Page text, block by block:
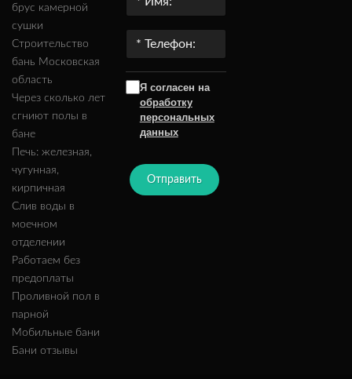
брус камерной
сушки
Строительство
бань Московская
область
Через сколько лет
сгниют полы в
бане
Печь: железная,
чугунная,
кирпичная
Слив воды в
моечном
отделении
Работаем без
предоплаты
Проливной пол в
парной
Мобильные бани
Бани отзывы
Я согласен на
обработку
персональных
данных
Отправить